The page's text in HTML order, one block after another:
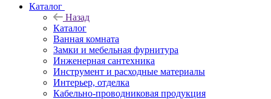
Каталог
Назад
Каталог
Ванная комната
Замки и мебельная фурнитура
Инженерная сантехника
Инструмент и расходные материалы
Интерьер, отделка
Кабельно-проводниковая продукция